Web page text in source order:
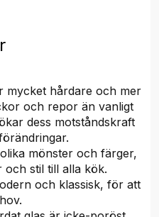
mycket hårdare och mer
och repor än vanligt
dess motståndskraft
mönster och färger,
och stil till alla kök.
och klassisk, för att